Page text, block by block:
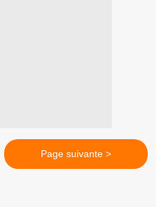
Page suivante >